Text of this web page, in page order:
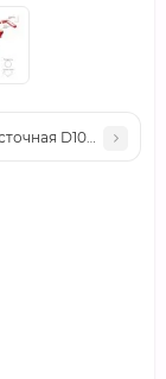
RAL9010
D100х2000-